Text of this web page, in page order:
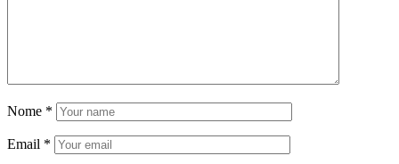
Nome *
Email *